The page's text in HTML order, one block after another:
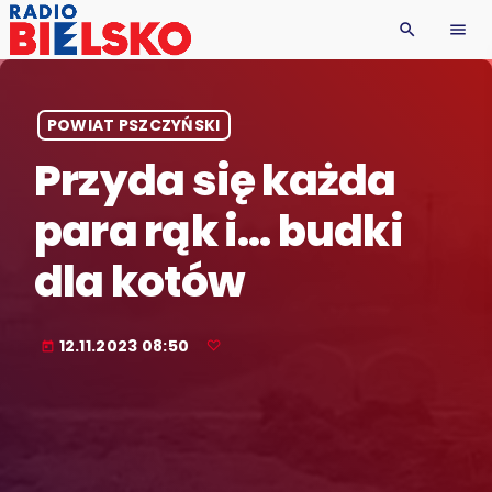
search menu
POWIAT PSZCZYŃSKI
Przyda się każda
para rąk i… budki
dla kotów
today 12.11.2023 08:50